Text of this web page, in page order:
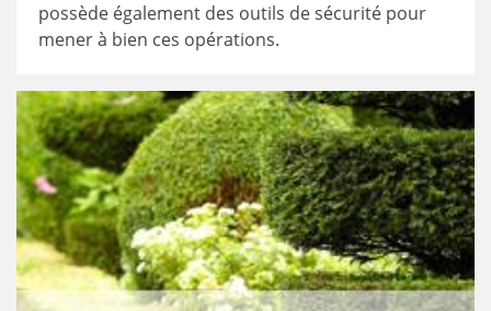
possède également des outils de sécurité pour
mener à bien ces opérations.